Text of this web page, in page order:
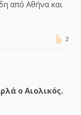
από Αθήνα και
2
ο Αιολικός.